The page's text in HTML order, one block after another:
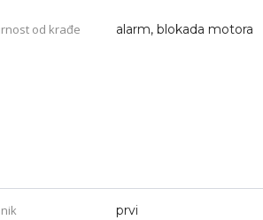
od krađe alarm, blokada motora
prvi